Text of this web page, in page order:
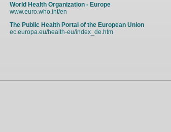
World Health Organization - Europe
www.euro.who.int/en
The Public Health Portal of the European Union
ec.europa.eu/health-eu/index_de.htm